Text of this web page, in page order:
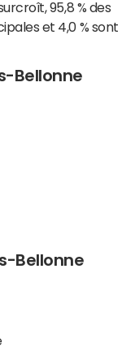
95,8 % des
et 4,0 % sont
Bellonne
Bellonne